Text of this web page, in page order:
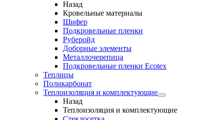
Назад
Кровельные материалы
Шифер
Подкровельные пленки
Руберойд
Доборные элементы
Металлочерепица
Подкровельные пленки Ecotex
Теплицы
Поликарбонат
Теплоизоляция и комплектующие
Назад
Теплоизоляция и комплектующие